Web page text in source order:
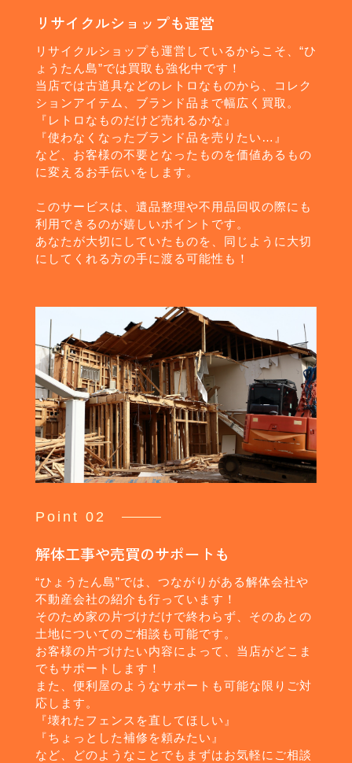
リサイクルショップも運営
リサイクルショップも運営しているからこそ、“ひ
ょうたん島”では買取も強化中です！
当店では古道具などのレトロなものから、コレク
ションアイテム、ブランド品まで幅広く買取。
『レトロなものだけど売れるかな』
『使わなくなったブランド品を売りたい…』
など、お客様の不要となったものを価値あるもの
に変えるお手伝いをします。
このサービスは、遺品整理や不用品回収の際にも
利用できるのが嬉しいポイントです。
あなたが大切にしていたものを、同じように大切
にしてくれる方の手に渡る可能性も！
Point 02
解体工事や売買のサポートも
“ひょうたん島”では、つながりがある解体会社や
不動産会社の紹介も行っています！
そのため家の片づけだけで終わらず、そのあとの
土地についてのご相談も可能です。
お客様の片づけたい内容によって、当店がどこま
でもサポートします！
また、便利屋のようなサポートも可能な限りご対
応します。
『壊れたフェンスを直してほしい』
『ちょっとした補修を頼みたい』
など、どのようなことでもまずはお気軽にご相談